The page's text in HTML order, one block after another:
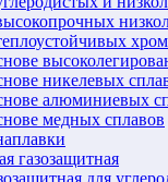
никелевых
алюминиевых
медных сплавов
газозащитная